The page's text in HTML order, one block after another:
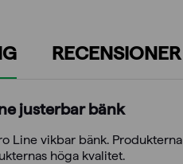
RECENSIONER
justerbar bänk
Line vikbar bänk.
höga kvalitet.